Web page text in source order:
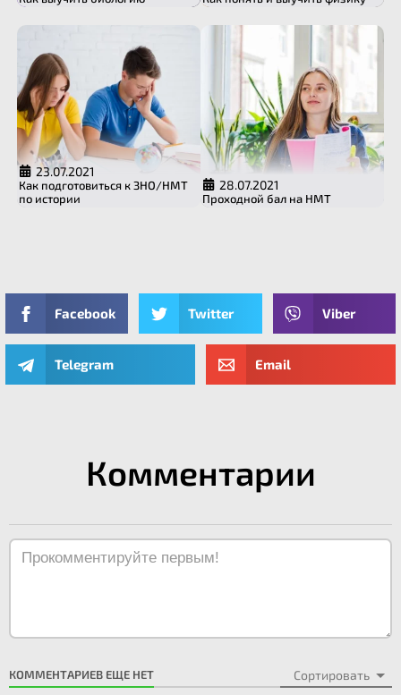
23.07.2021
Как подготовиться к ЗНО/НМТ
по истории
28.07.2021
Проходной бал на НМТ
Facebook Twitter Viber
Telegram Email
Комментарии
КОММЕНТАРИЕВ ЕЩЕ НЕТ Сортировать